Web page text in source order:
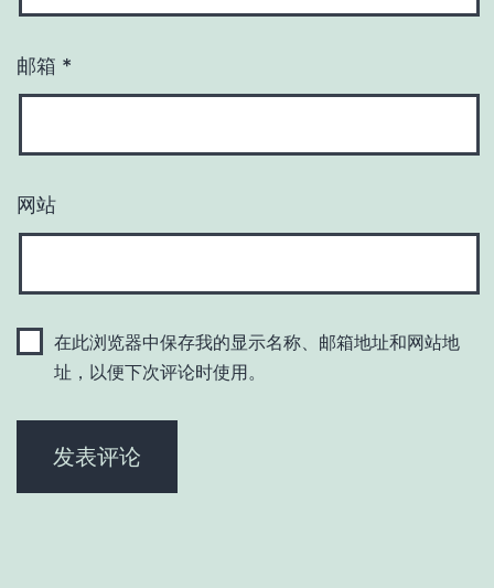
邮箱 *
网站
在此浏览器中保存我的显示名称、邮箱地址和网站地
址，以便下次评论时使用。